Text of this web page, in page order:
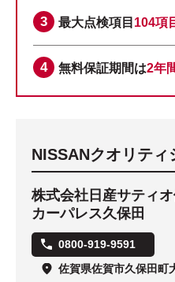
最大点検項目 104項
無料保証期間は2年
NISSANクオリティ
株式会社日産サティ
カーパレス久保田
0800-919-9591
佐賀県佐賀市久保田町